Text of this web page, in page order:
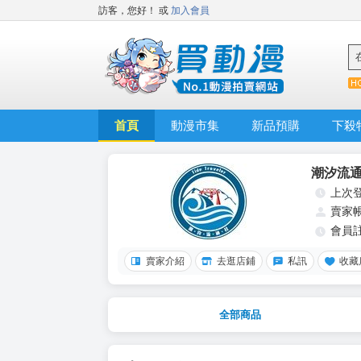
訪客，您好！ 或 加入會員
首頁 動漫市集 新品預購 下殺
潮汐流
上次
賣家
會員
賣家介紹 去逛店鋪 私訊 收藏
全部商品